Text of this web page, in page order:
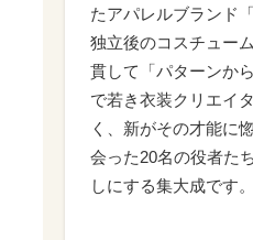
たアパレルブランド
独立後のコスチュー
貫して「パターンか
で若き衣装クリエイ
く、新がその才能に
会った20名の役者た
しにする集大成です。